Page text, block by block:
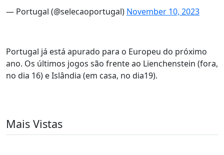
— Portugal (@selecaoportugal) November 10, 2023
Portugal já está apurado para o Europeu do próximo
ano. Os últimos jogos são frente ao Lienchenstein (fora,
no dia 16) e Islândia (em casa, no dia19).
Mais Vistas